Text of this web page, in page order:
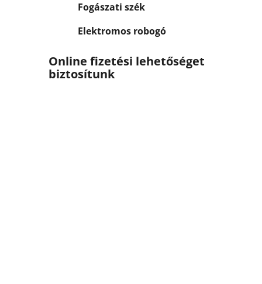
Fogászati szék
Elektromos robogó
Online fizetési lehetőséget
biztosítunk